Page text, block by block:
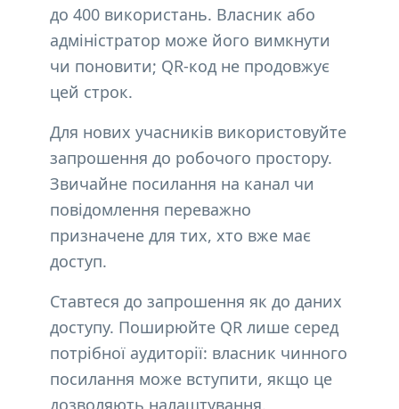
до 400 використань. Власник або
адміністратор може його вимкнути
чи поновити; QR-код не продовжує
цей строк.
Для нових учасників використовуйте
запрошення до робочого простору.
Звичайне посилання на канал чи
повідомлення переважно
призначене для тих, хто вже має
доступ.
Ставтеся до запрошення як до даних
доступу. Поширюйте QR лише серед
потрібної аудиторії: власник чинного
посилання може вступити, якщо це
дозволяють налаштування.